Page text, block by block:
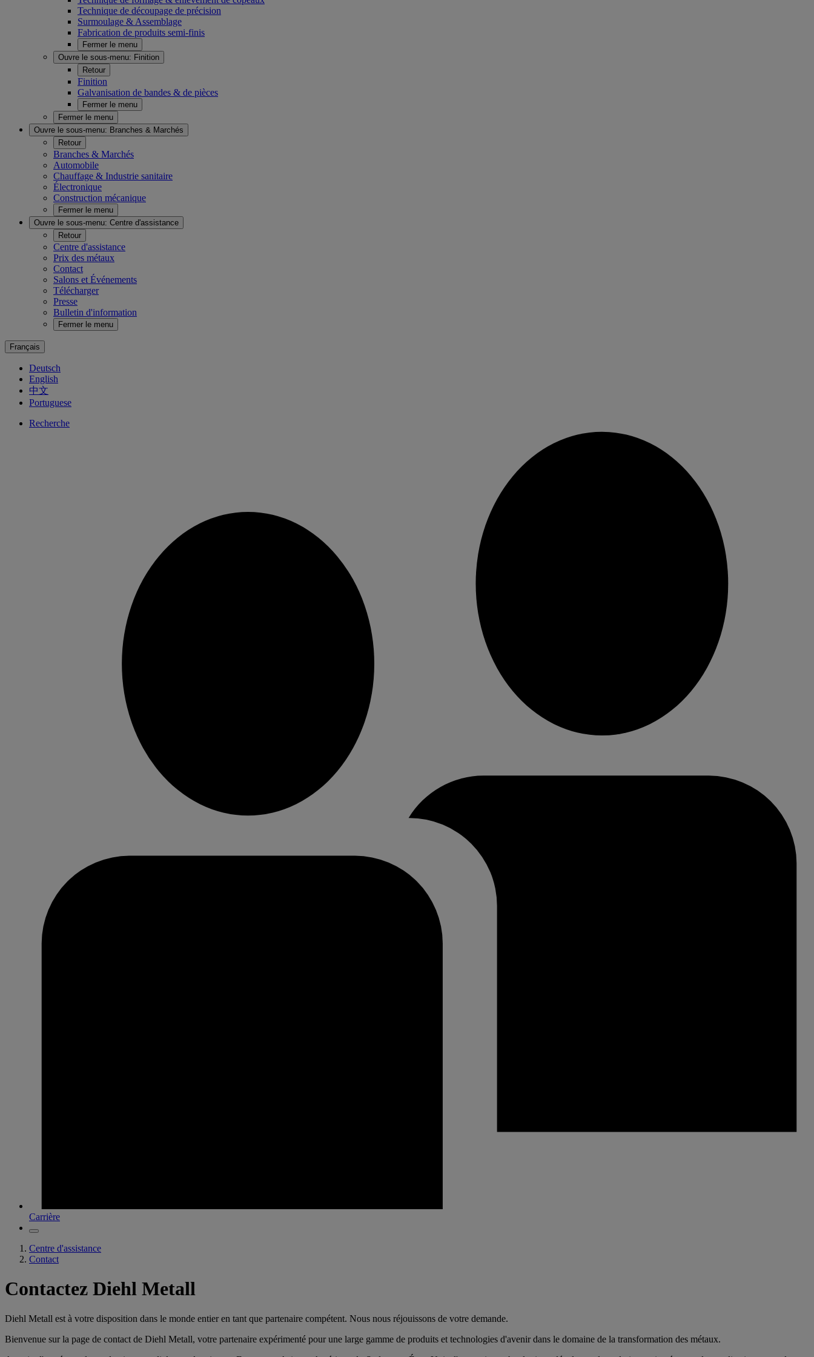
Technique de découpage de précision
Surmoulage & Assemblage
Fabrication de produits semi-finis
Fermer le menu
Ouvre le sous-menu: Finition
Retour
Finition
Galvanisation de bandes & de pièces
Fermer le menu
Fermer le menu
Ouvre le sous-menu: Branches & Marchés
Retour
Branches & Marchés
Automobile
Chauffage & Industrie sanitaire
Électronique
Construction mécanique
Fermer le menu
Ouvre le sous-menu: Centre d'assistance
Retour
Centre d'assistance
Prix des métaux
Contact
Salons et Événements
Télécharger
Presse
Bulletin d'information
Fermer le menu
Français
Deutsch
English
中文
Portuguese
Recherche
Carrière
Centre d'assistance
Contact
Contactez Diehl Metall
Diehl Metall est à votre disposition dans le monde entier en tant que partenaire compétent. Nous nous réjouissons de votre demande.
Bienvenue sur la page de contact de Diehl Metall, votre partenaire expérimenté pour une large gamme de produits et technologies d'avenir dans le domaine de la transformation des métaux.